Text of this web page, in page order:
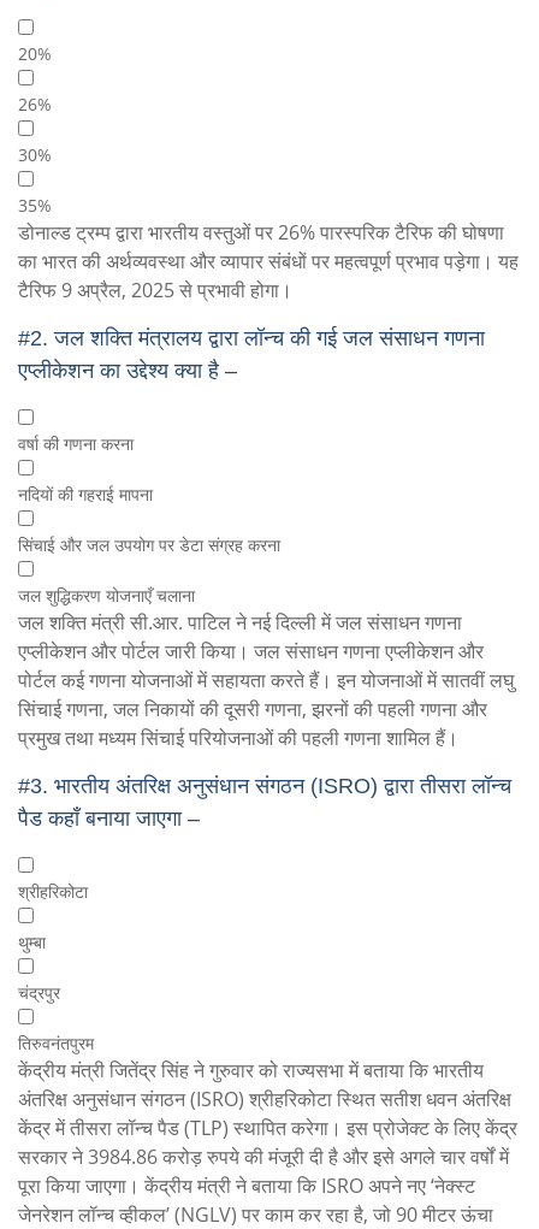
20%
26%
30%
35%
डोनाल्ड ट्रम्प द्वारा भारतीय वस्तुओं पर 26% पारस्परिक टैरिफ की घोषणा
का भारत की अर्थव्यवस्था और व्यापार संबंधों पर महत्वपूर्ण प्रभाव पड़ेगा। यह
टैरिफ 9 अप्रैल, 2025 से प्रभावी होगा।
#2. जल शक्ति मंत्रालय द्वारा लॉन्च की गई जल संसाधन गणना
एप्लीकेशन का उद्देश्य क्या है –
वर्षा की गणना करना
नदियों की गहराई मापना
सिंचाई और जल उपयोग पर डेटा संग्रह करना
जल शुद्धिकरण योजनाएँ चलाना
जल शक्ति मंत्री सी.आर. पाटिल ने नई दिल्ली में जल संसाधन गणना
एप्लीकेशन और पोर्टल जारी किया। जल संसाधन गणना एप्लीकेशन और
पोर्टल कई गणना योजनाओं में सहायता करते हैं। इन योजनाओं में सातवीं लघु
सिंचाई गणना, जल निकायों की दूसरी गणना, झरनों की पहली गणना और
प्रमुख तथा मध्यम सिंचाई परियोजनाओं की पहली गणना शामिल हैं।
#3. भारतीय अंतरिक्ष अनुसंधान संगठन (ISRO) द्वारा तीसरा लॉन्च
पैड कहाँ बनाया जाएगा –
श्रीहरिकोटा
थुम्बा
चंद्रपुर
तिरुवनंतपुरम
केंद्रीय मंत्री जितेंद्र सिंह ने गुरुवार को राज्यसभा में बताया कि भारतीय
अंतरिक्ष अनुसंधान संगठन (ISRO) श्रीहरिकोटा स्थित सतीश धवन अंतरिक्ष
केंद्र में तीसरा लॉन्च पैड (TLP) स्थापित करेगा। इस प्रोजेक्ट के लिए केंद्र
सरकार ने 3984.86 करोड़ रुपये की मंजूरी दी है और इसे अगले चार वर्षों में
पूरा किया जाएगा। केंद्रीय मंत्री ने बताया कि ISRO अपने नए ‘नेक्स्ट
जेनरेशन लॉन्च व्हीकल’ (NGLV) पर काम कर रहा है, जो 90 मीटर ऊंचा